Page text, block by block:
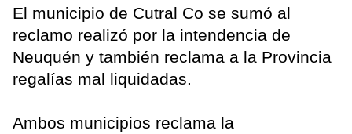
El municipio de Cutral Co se sumó al
reclamo realizó por la intendencia de
Neuquén y también reclama a la Provincia
regalías mal liquidadas.
Ambos municipios reclama la